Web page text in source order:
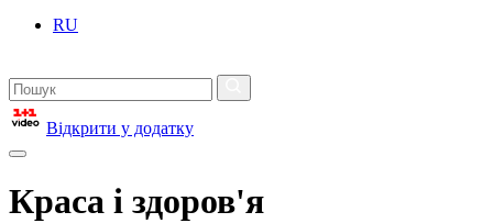
RU
Відкрити у додатку
Краса і здоров'я